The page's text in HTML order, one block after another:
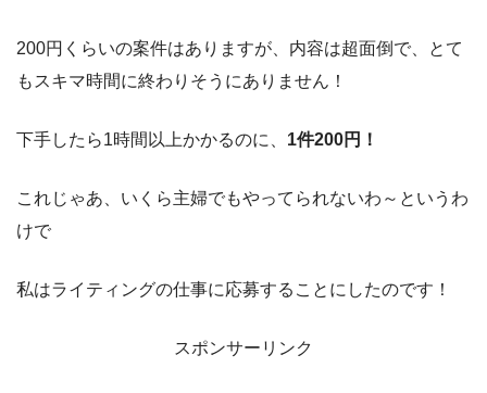
200円くらいの案件はありますが、内容は超面倒で、とて
もスキマ時間に終わりそうにありません！
下手したら1時間以上かかるのに、 1件200円！
これじゃあ、いくら主婦でもやってられないわ～というわ
けで
私はライティングの仕事に応募することにしたのです！
スポンサーリンク